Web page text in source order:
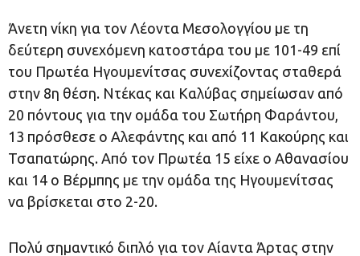
Άνετη νίκη για τον Λέοντα Μεσολογγίου με τη
δεύτερη συνεχόμενη κατοστάρα του με 101-49 επί
του Πρωτέα Ηγουμενίτσας συνεχίζοντας σταθερά
στην 8η θέση. Ντέκας και Καλύβας σημείωσαν από
20 πόντους για την ομάδα του Σωτήρη Φαράντου,
13 πρόσθεσε ο Αλεφάντης και από 11 Κακούρης και
Τσαπατώρης. Από τον Πρωτέα 15 είχε ο Αθανασίου
και 14 ο Βέρμπης με την ομάδα της Ηγουμενίτσας
να βρίσκεται στο 2-20.
Πολύ σημαντικό διπλό για τον Αίαντα Άρτας στην